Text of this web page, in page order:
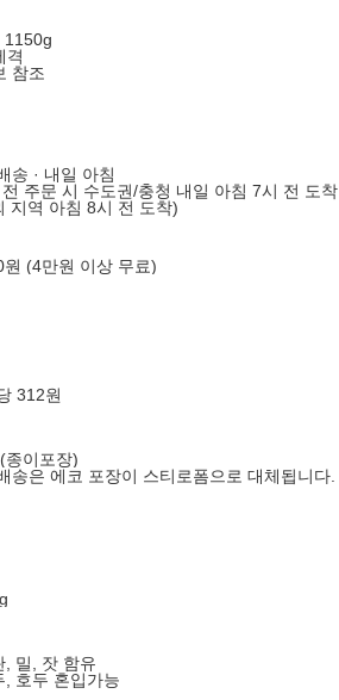
1150g
격
참조
송 · 내일 아침
주문 시 수도권/충청 내일 아침 7시 전 도착
지역 아침 8시 전 도착)
원 (4만원 이상 무료)
312원
종이포장)
송은 에코 포장이 스티로폼으로 대체됩니다.
, 밀, 잣 함유
, 호두 혼입가능